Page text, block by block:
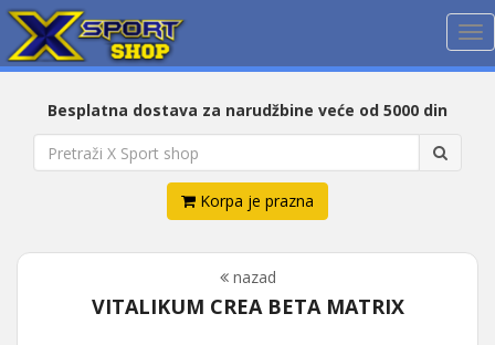
Besplatna dostava za narudžbine veće od 5000 din
Korpa je prazna
nazad
VITALIKUM CREA BETA MATRIX